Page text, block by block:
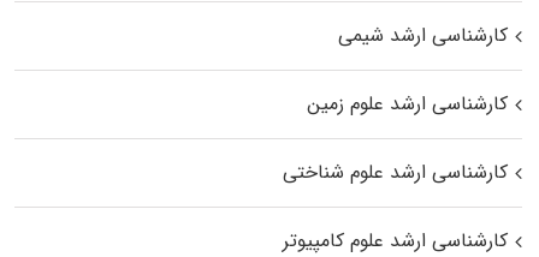
کارشناسی ارشد شیمی
کارشناسی ارشد علوم زمین
کارشناسی ارشد علوم شناختی
کارشناسی ارشد علوم کامپیوتر